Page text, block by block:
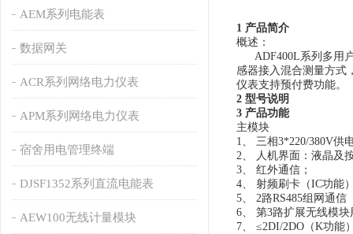
AEM系列电能表
数据网关
ACR系列网络电力仪表
APM系列网络电力仪表
宿舍用电管理终端
DJSF1352系列直流电能表
AEW100无线计量模块
1 产品简介
概述：
ADF400L系列多用户
感器接入混合测量方式
仪表支持预付费功能。
2 型号说明
3 产品功能
主模块
1、 三相3*220/380V供
2、 人机界面：液晶及
3、 红外通信；
4、 射频刷卡（IC功能
5、 2路RS485组网通信
6、 第3路扩展无线模块
7、 ≤2DI/2DO（K功能